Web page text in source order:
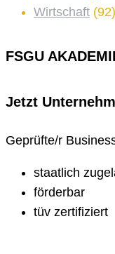
Wirtschaft (92)
FSGU
Jetzt
Geprüfte/r
staatlich
förderbar
tüv zertifiziert